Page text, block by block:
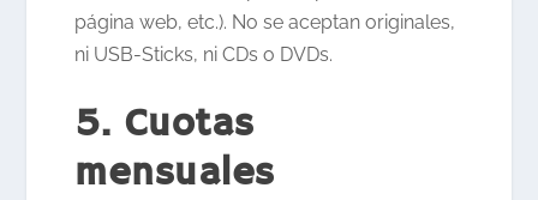
página web, etc.). No se aceptan originales,
ni USB-Sticks, ni CDs o DVDs.
5. Cuotas
mensuales